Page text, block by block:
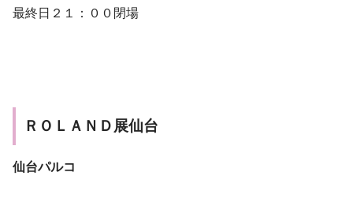
最終日２１：００閉場
ＲＯＬＡＮＤ展仙台
仙台パルコ